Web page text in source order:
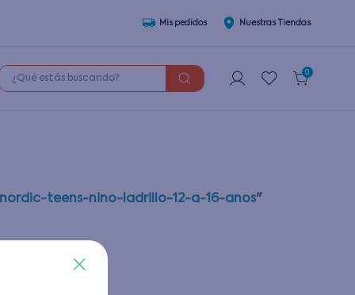
Mis pedidos Nuestras Tiendas
estás buscando? 0
teens-nino-ladrillo-12-a-16-anos"